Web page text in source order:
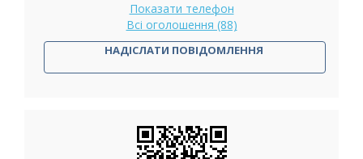
Показати телефон
Всі оголошення (88)
НАДІСЛАТИ ПОВІДОМЛЕННЯ